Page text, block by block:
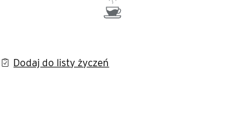
Dodaj do listy życzeń